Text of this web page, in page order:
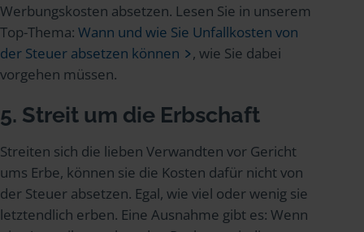
Werbungskosten absetzen. Lesen Sie in unserem
Top-Thema: Wann und wie Sie Unfallkosten von
der Steuer absetzen können
, wie Sie dabei
vorgehen müssen.
5. Streit um die Erbschaft
Streiten sich die lieben Verwandten vor Gericht
ums Erbe, können sie die Kosten dafür nicht von
der Steuer absetzen. Egal, wie viel oder wenig sie
letztendlich erben. Eine Ausnahme gibt es: Wenn